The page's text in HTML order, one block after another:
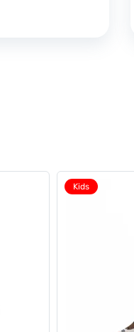
Kids